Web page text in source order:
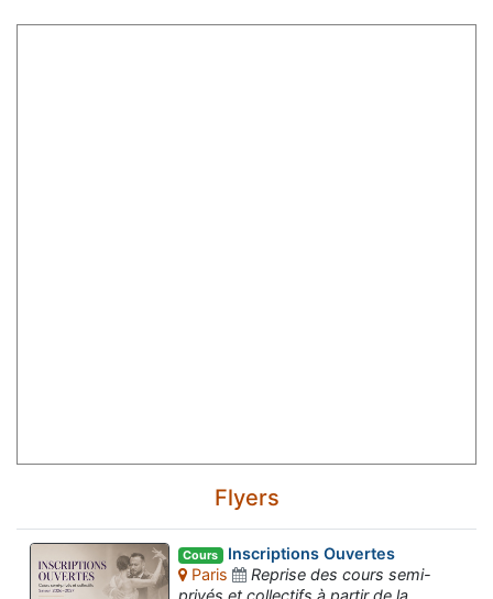
Flyers
Cours Inscriptions Ouvertes
Paris
Reprise des cours semi-